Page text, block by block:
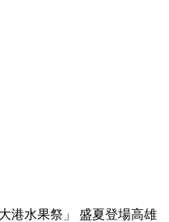
港水果祭」 盛夏登場高雄